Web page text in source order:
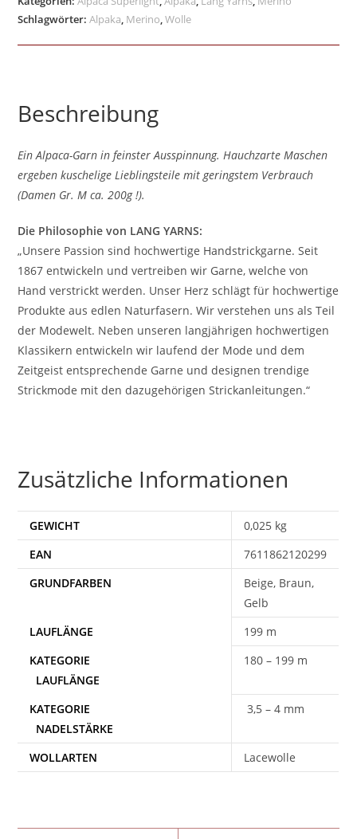
Schlagwörter:Alpaka Merino ,Wolle
Beschreibung
Ein Alpaca-Garn in feinster Ausspinnung. Hauchzarte Maschen
ergeben kuschelige Lieblingsteile mit geringstem Verbrauch
(Damen Gr. M ca. 200g !).
Die Philosophie von LANG YARNS:
„Unsere Passion sind hochwertige Handstrickgarne. Seit
1867 entwickeln und vertreiben wir Garne, welche von
Hand verstrickt werden. Unser Herz schlägt für hochwertige
Produkte aus edlen Naturfasern. Wir verstehen uns als Teil
der Modewelt. Neben unseren langjährigen hochwertigen
Klassikern entwickeln wir laufend der Mode und dem
Zeitgeist entsprechende Garne und designen trendige
Strickmode mit den dazugehörigen Strickanleitungen.“
Zusätzliche Informationen
GEWICHT
0,025 kg
EAN
7611862120299
Beige, Braun,
Gelb
199 m
180 – 199 m
3,5 – 4 mm
WOLLARTEN Lacewolle